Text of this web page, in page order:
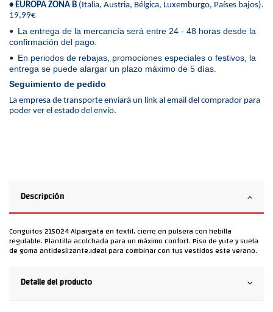
• EUROPA ZONA B (Italia, Austria, Bélgica, Luxemburgo, Países bajos).
19,99€
• La entrega de la mercancía será entre 24 - 48 horas desde la
confirmación del pago.
• En periodos de rebajas, promociones especiales o festivos, la
entrega se puede alargar un plazo máximo de 5 días.
Seguimiento de pedido
La empresa de transporte enviará un link al email del comprador para
poder ver el estado del envío.
Descripción
Conguitos 215024 Alpargata en textil, cierre en pulsera con hebilla
regulable. Plantilla acolchada para un máximo confort. Piso de yute y suela
de goma antideslizante.Ideal para combinar con tus vestidos este verano.
Detalle del producto